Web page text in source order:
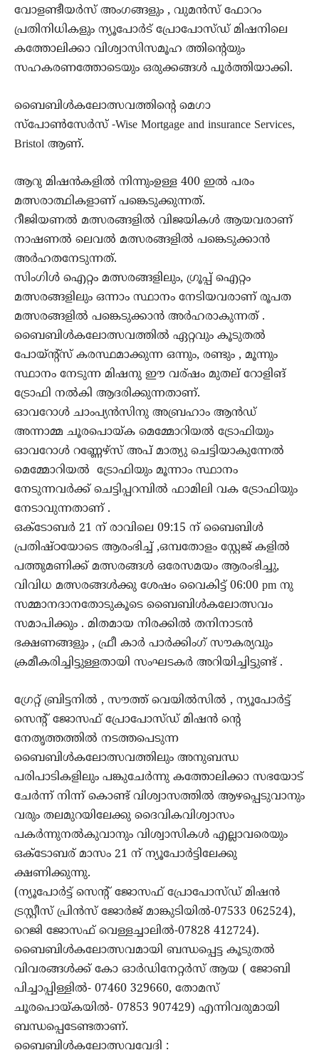
വോളണ്ടീയർസ് അംഗങ്ങളും , വുമൻസ് ഫോറം
പ്രതിനിധികളും ന്യൂപോർട് പ്രോപോസ്ഡ് മിഷനിലെ
കത്തോലിക്കാ വിശ്വാസിസമൂഹ ത്തിൻ്റെയും
സഹകരണത്തോടെയും ഒരുക്കങ്ങൾ പൂർത്തിയാക്കി.
ബൈബിൾകലോത്സവത്തിന്റെ മെഗാ
സ്പോൺസേർസ് -Wise Mortgage and insurance Services,
Bristol ആണ്.
ആറു മിഷൻകളിൽ നിന്നുംഉള്ള 400 ഇൽ പരം
മത്സരാത്ഥികളാണ് പങ്കെടുക്കുന്നത്.
റീജിയണൽ മത്സരങ്ങളിൽ വിജയികൾ ആയവരാണ്
നാഷണൽ ലെവൽ മത്സരങ്ങളിൽ പങ്കെടുക്കാൻ
അർഹതനേടുന്നത്.
സിംഗിൾ ഐറ്റം മത്സരങ്ങളിലും, ഗ്രൂപ്പ് ഐറ്റം
മത്സരങ്ങളിലും ഒന്നാം സ്ഥാനം നേടിയവരാണ്‌ രൂപത
മത്സരങ്ങളിൽ പങ്കെടുക്കാൻ അർഹരാകുന്നത് .
ബൈബിൾകലോത്സവത്തിൽ ഏറ്റവും കൂടുതൽ
പോയ്ന്റ്സ് കരസ്ഥമാക്കുന്ന ഒന്നും, രണ്ടും , മൂന്നും
സ്ഥാനം നേടുന്ന മിഷനു ഈ വര്ഷം മുതല് റോളിങ്
ട്രോഫി നൽകി ആദരിക്കുന്നതാണ്.
ഓവറോൾ ചാംപ്യൻസിനു അബ്രഹാം ആൻഡ്
അന്നാമ്മ ചൂരപൊയ്ക മെമ്മോറിയൽ ട്രോഫിയും
ഓവറോൾ റണ്ണേഴ്‌സ് അപ് മാത്യു ചെട്ടിയാകുന്നേൽ
മെമ്മോറിയൽ ‌ ട്രോഫിയും മൂന്നാം സ്ഥാനം
നേടുന്നവർക്ക് ചെട്ടിപ്പറമ്പിൽ ഫാമിലി വക ട്രോഫിയും
നേടാവുന്നതാണ് .
ഒക്ടോബർ 21 ന് രാവിലെ 09:15 ന് ബൈബിൾ
പ്രതിഷ്ഠയോടെ ആരംഭിച്ച് ,ഒമ്പതോളം സ്റ്റേജ് കളിൽ
പത്തുമണിക്ക് മത്സരങ്ങൾ ഒരേസമയം ആരംഭിച്ചു,
വിവിധ മത്സരങ്ങൾക്കു ശേഷം വൈകിട്ട് 06:00 pm നു
സമ്മാനദാനതോടുകൂടെ ബൈബിൾകലോത്സവം
സമാപിക്കും . മിതമായ നിരക്കിൽ തനിനാടൻ
ഭക്ഷണങ്ങളും , ഫ്രീ കാർ പാർക്കിംഗ് സൗകര്യവും
ക്രമീകരിച്ചിട്ടുള്ളതായി സംഘടകർ അറിയിച്ചിട്ടുണ്ട്‌ .
ഗ്രേറ്റ് ബ്രിട്ടനിൽ , സൗത്ത് വെയിൽസിൽ , ന്യൂപോർട്ട്
സെന്റ് ജോസഫ് പ്രോപോസ്ഡ് മിഷൻ ന്റെ
നേതൃത്തത്തിൽ നടത്തപെടുന്ന
ബൈബിൾകലോത്സവത്തിലും അനുബന്ധ
പരിപാടികളിലും പങ്കുചേർന്നു കത്തോലിക്കാ സഭയോട്
ചേർന്ന് നിന്ന് കൊണ്ട് വിശ്വാസത്തിൽ ആഴപ്പെടുവാനും
വരും തലമുറയിലേക്കു ദൈവികവിശ്വാസം
പകർന്നുനൽകുവാനും വിശ്വാസികൾ എല്ലാവരെയും
ഒക്ടോബര് മാസം 21 ന് ന്യൂപോർട്ടിലേക്കു
ക്ഷണിക്കുന്നു.
(ന്യൂപോർട്ട് സെന്റ് ജോസഫ് പ്രോപോസ്ഡ് മിഷൻ
ട്രസ്റ്റീസ് പ്രിൻസ് ജോർജ്‌ മാങ്കുടിയിൽ-07533 062524),
റെജി ജോസഫ് വെള്ളച്ചാലിൽ-07828 412724).
ബൈബിൾകലോത്സവമായി ബന്ധപ്പെട്ട കൂടുതൽ
വിവരങ്ങൾക്ക് കോ ഓർഡിനേറ്റർസ് ആയ ( ജോബി
പിച്ചാപ്പിള്ളിൽ- 07460 329660, തോമസ്
ചൂരപൊയ്കയിൽ- 07853 907429) എന്നിവരുമായി
ബന്ധപ്പെടേണ്ടതാണ്.
ബൈബിൾകലോത്സവവേദി :